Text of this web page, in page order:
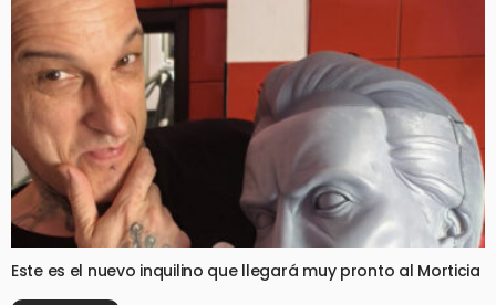
Este es el nuevo inquilino que llegará muy pronto al Morticia